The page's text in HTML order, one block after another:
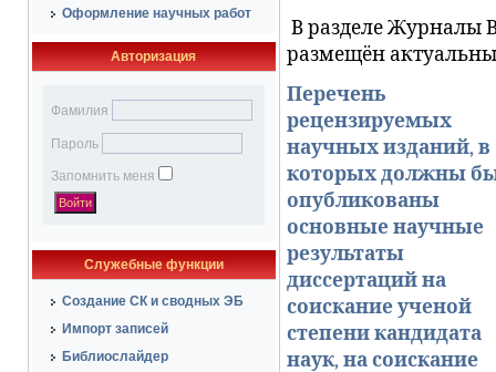
Оформление научных работ
Авторизация
Фамилия
Пароль
Запомнить меня
Служебные функции
Создание СК и сводных ЭБ
Импорт записей
Библиослайдер
В разделе Журналы
размещён
Перечень
рецензируемых
научных изданий, в
которых должны
опубликованы
основные научные
результаты
диссертаций на
соискание ученой
степени кандидата
наук, на соискание